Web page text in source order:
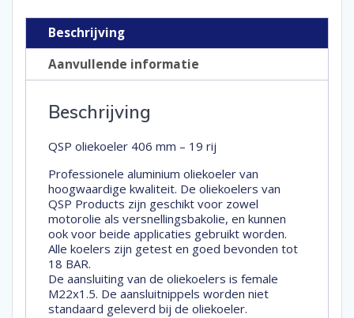
aantal
Beschrijving
Aanvullende informatie
Beschrijving
QSP oliekoeler 406 mm – 19 rij
Professionele aluminium oliekoeler van
hoogwaardige kwaliteit. De oliekoelers van
QSP Products zijn geschikt voor zowel
motorolie als versnellingsbakolie, en kunnen
ook voor beide applicaties gebruikt worden.
Alle koelers zijn getest en goed bevonden tot
18 BAR.
De aansluiting van de oliekoelers is female
M22x1.5. De aansluitnippels worden niet
standaard geleverd bij de oliekoeler.